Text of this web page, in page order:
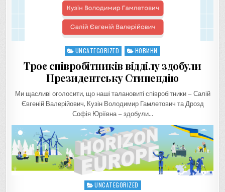
Posted
UNCATEGORIZED НОВИНИ
Троє співробітників відділу здобули
Президентську Стипендію
Ми щасливі оголосити, що наші талановиті співробітники – Салій
Євгеній Валерійович, Кузін Володимир Гамлетович та Дрозд
Софія Юріївна – здобули…
Posted
UNCATEGORIZED